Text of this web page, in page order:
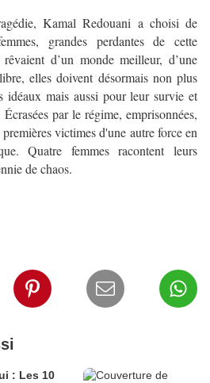
Kamal Redouani a choisi de
grandes perdantes de cette
d’un monde meilleur, d’une
elles doivent désormais non plus
idéaux mais aussi pour leur survie et
par le régime, emprisonnées,
victimes d'une autre force en
Quatre femmes racontent leurs
de chaos.
: Les 10